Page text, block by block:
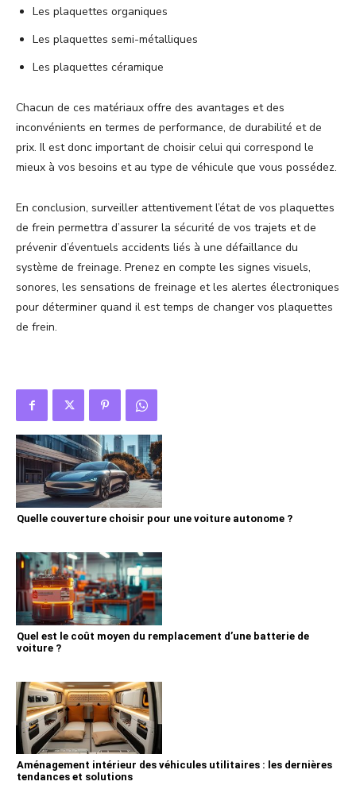
Les plaquettes organiques
Les plaquettes semi-métalliques
Les plaquettes céramique
Chacun de ces matériaux offre des avantages et des
inconvénients en termes de performance, de durabilité et de
prix. Il est donc important de choisir celui qui correspond le
mieux à vos besoins et au type de véhicule que vous possédez.
En conclusion, surveiller attentivement l’état de vos plaquettes
de frein permettra d’assurer la sécurité de vos trajets et de
prévenir d’éventuels accidents liés à une défaillance du
système de freinage. Prenez en compte les signes visuels,
sonores, les sensations de freinage et les alertes électroniques
pour déterminer quand il est temps de changer vos plaquettes
de frein.
Quelle couverture choisir pour une voiture autonome ?
Quel est le coût moyen du remplacement d’une batterie de
voiture ?
Aménagement intérieur des véhicules utilitaires : les dernières
tendances et solutions